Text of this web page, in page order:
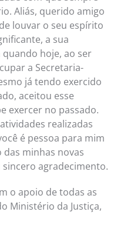
Aliás, querido amigo
louvar o seu espírito
a sua
quando hoje, ao ser
a Secretaria-
já tendo exercido
aceitou esse
exercer no passado.
realizadas
é pessoa para mim
minhas novas
sincero agradecimento.
o apoio de todas as
Ministério da Justiça,